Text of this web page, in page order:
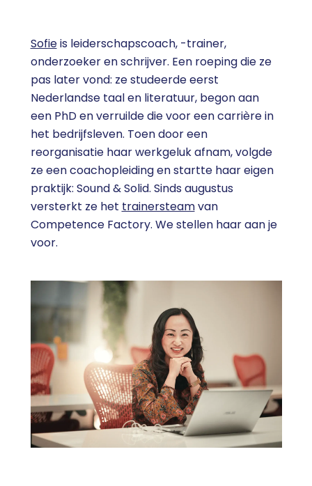
Sofieis leiderschapscoach, -trainer,
onderzoeker en schrijver. Een roeping die ze
pas later vond: ze studeerde eerst
Nederlandse taal en literatuur, begon aan
een PhD en verruilde die voor een carrière in
het bedrijfsleven. Toen door een
reorganisatie haar werkgeluk afnam, volgde
ze een coachopleiding en startte haar eigen
praktijk: Sound & Solid. Sinds augustus
versterkt ze het trainersteamvan
Competence Factory. We stellen haar aan je
voor.